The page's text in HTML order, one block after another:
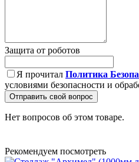
Защита от роботов
Я прочитал Политика
условиями безопасности и
Отправить свой вопрос
Нет вопросов об этом товаре.
Рекомендуем посмотреть